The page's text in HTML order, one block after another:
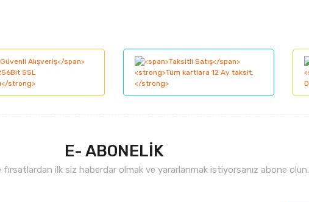
E- ABONELİK
fırsatlardan ilk siz haberdar olmak ve yararlanmak istiyorsanız abone olun.